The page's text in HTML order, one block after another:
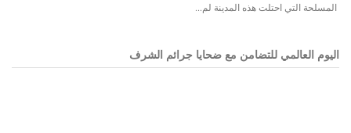
المسلحة التي احتلت هذه المدينة لم...
اليوم العالمي للتضامن مع ضحايا جرائم الشرف